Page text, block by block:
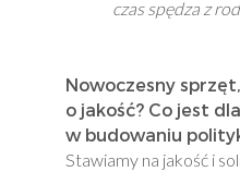
czas spędza z
Nowoczesny
o jakość? Co jest
w budowaniu
Stawiamy na jakość i